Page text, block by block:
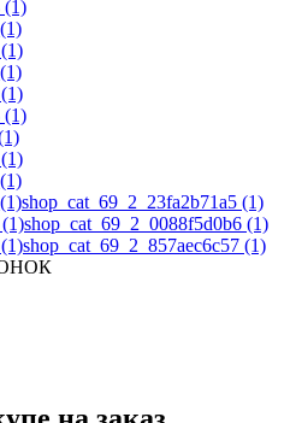
shop_cat_69_2_23fa2b71a5 (1)
shop_cat_69_2_0088f5d0b6 (1)
shop_cat_69_2_857aec6c57 (1)